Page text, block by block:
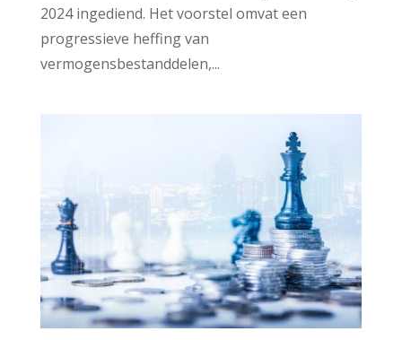
2024 ingediend. Het voorstel omvat een
progressieve heffing van
vermogensbestanddelen,...